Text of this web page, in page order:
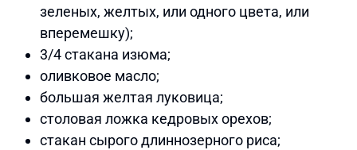
зеленых, желтых, или одного цвета, или
вперемешку);
3/4 стакана изюма;
оливковое масло;
большая желтая луковица;
столовая ложка кедровых орехов;
стакан сырого длиннозерного риса;